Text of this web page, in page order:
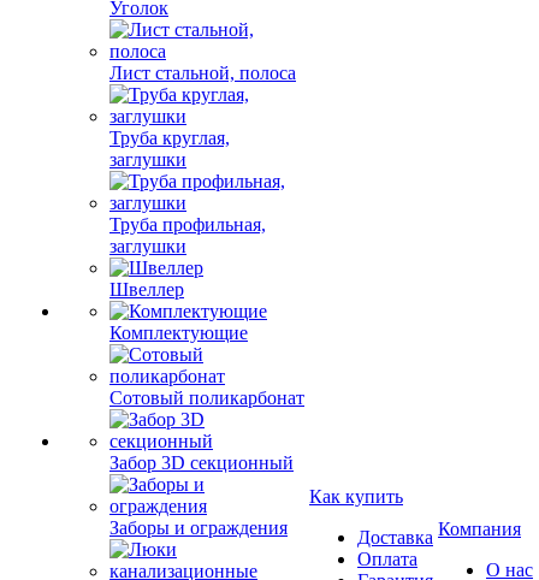
Уголок
Лист стальной, полоса
Труба круглая,
заглушки
Труба профильная,
заглушки
Швеллер
Комплектующие
Сотовый поликарбонат
Забор 3D секционный
Заборы и ограждения
Как купить
Доставка
Оплата
Компания
О нас